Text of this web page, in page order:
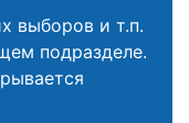
выборов и т.п.
подразделе.